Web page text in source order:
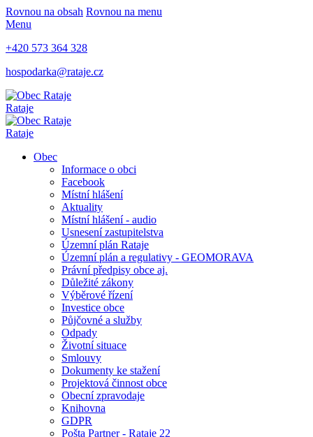
Rovnou na obsah Rovnou na menu
Menu
+420 573 364 328
hospodarka@rataje.cz
Rataje
Rataje
Obec
Informace o obci
Facebook
Místní hlášení
Aktuality
Místní hlášení - audio
Usnesení zastupitelstva
Územní plán Rataje
Územní plán a regulativy - GEOMORAVA
Právní předpisy obce aj.
Důležité zákony
Výběrové řízení
Investice obce
Půjčovné a služby
Odpady
Životní situace
Smlouvy
Dokumenty ke stažení
Projektová činnost obce
Obecní zpravodaje
Knihovna
GDPR
Pošta Partner - Rataje 22